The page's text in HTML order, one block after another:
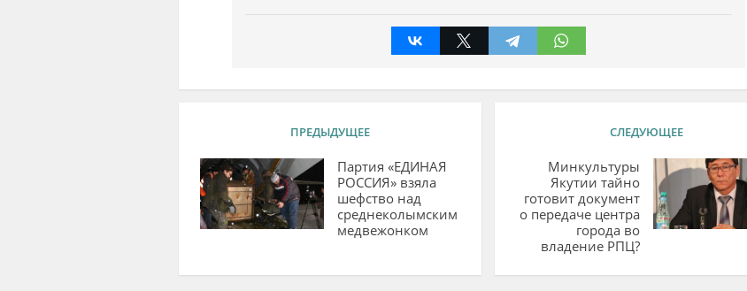
ПРЕДЫДУЩЕЕ
Партия «ЕДИНАЯ
РОССИЯ» взяла
шефство над
среднеколымским
медвежонком
СЛЕДУЮЩЕЕ
Минкультуры
Якутии тайно
готовит документ
о передаче центра
города во
владение РПЦ?